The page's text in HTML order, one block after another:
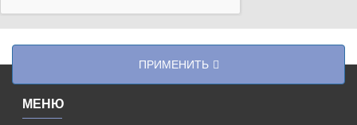
ПРИМЕНИТЬ
МЕНЮ